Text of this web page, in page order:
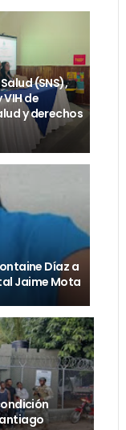
(SNS),
de
y derechos
Díaz a
Jaime Mota